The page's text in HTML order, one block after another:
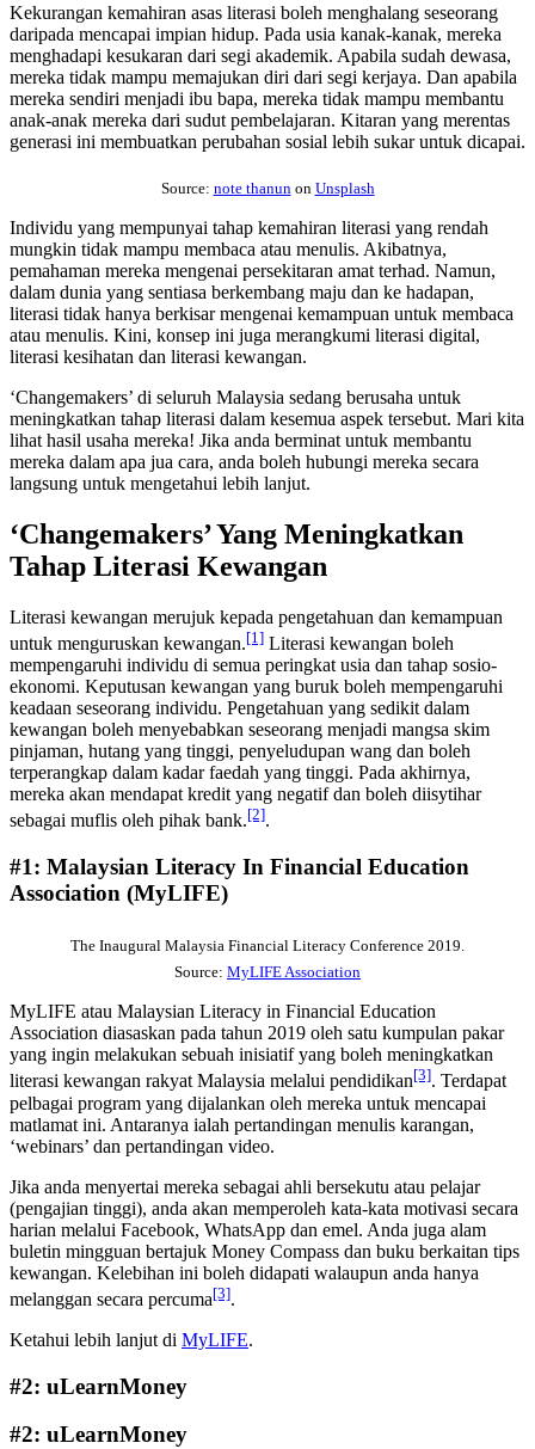
Kekurangan kemahiran asas literasi boleh menghalang seseorang
daripada mencapai impian hidup. Pada usia kanak-kanak, mereka
menghadapi kesukaran dari segi akademik. Apabila sudah dewasa,
mereka tidak mampu memajukan diri dari segi kerjaya. Dan apabila
mereka sendiri menjadi ibu bapa, mereka tidak mampu membantu
anak-anak mereka dari sudut pembelajaran. Kitaran yang merentas
generasi ini membuatkan perubahan sosial lebih sukar untuk dicapai.
Source: note thanunon Unsplash
Individu yang mempunyai tahap kemahiran literasi yang rendah
mungkin tidak mampu membaca atau menulis. Akibatnya,
pemahaman mereka mengenai persekitaran amat terhad. Namun,
dalam dunia yang sentiasa berkembang maju dan ke hadapan,
literasi tidak hanya berkisar mengenai kemampuan untuk membaca
atau menulis. Kini, konsep ini juga merangkumi literasi digital,
literasi kesihatan dan literasi kewangan.
‘Changemakers’ di seluruh Malaysia sedang berusaha untuk
meningkatkan tahap literasi dalam kesemua aspek tersebut. Mari kita
lihat hasil usaha mereka! Jika anda berminat untuk membantu
mereka dalam apa jua cara, anda boleh hubungi mereka secara
langsung untuk mengetahui lebih lanjut.
‘Changemakers’ Yang Meningkatkan
Tahap Literasi Kewangan
Literasi kewangan merujuk kepada pengetahuan dan kemampuan
untuk menguruskan kewangan.[1] Literasi kewangan boleh
mempengaruhi individu di semua peringkat usia dan tahap sosio-
ekonomi. Keputusan kewangan yang buruk boleh mempengaruhi
keadaan seseorang individu. Pengetahuan yang sedikit dalam
kewangan boleh menyebabkan seseorang menjadi mangsa skim
pinjaman, hutang yang tinggi, penyeludupan wang dan boleh
terperangkap dalam kadar faedah yang tinggi. Pada akhirnya,
mereka akan mendapat kredit yang negatif dan boleh diisytihar
sebagai muflis oleh pihak bank.[2].
#1: Malaysian Literacy In Financial Education
Association (MyLIFE)
The Inaugural Malaysia Financial Literacy Conference 2019.
Source: MyLIFE Association
MyLIFE atau Malaysian Literacy in Financial Education
Association diasaskan pada tahun 2019 oleh satu kumpulan pakar
yang ingin melakukan sebuah inisiatif yang boleh meningkatkan
literasi kewangan rakyat Malaysia melalui pendidikan[3]. Terdapat
pelbagai program yang dijalankan oleh mereka untuk mencapai
matlamat ini. Antaranya ialah pertandingan menulis karangan,
‘webinars’ dan pertandingan video.
Jika anda menyertai mereka sebagai ahli bersekutu atau pelajar
(pengajian tinggi), anda akan memperoleh kata-kata motivasi secara
harian melalui Facebook, WhatsApp dan emel. Anda juga alam
buletin mingguan bertajuk Money Compass dan buku berkaitan tips
kewangan. Kelebihan ini boleh didapati walaupun anda hanya
melanggan secara percuma[3].
Ketahui lebih lanjut di MyLIFE.
#2: uLearnMoney
#2: uLearnMoney